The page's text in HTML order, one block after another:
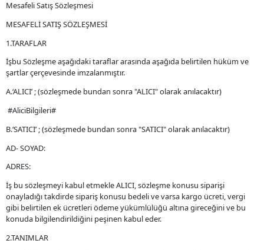
Mesafeli Satış Sözleşmesi
MESAFELİ SATIŞ SÖZLEŞMESİ
1.TARAFLAR
İşbu Sözleşme aşağıdaki taraflar arasında aşağıda belirtilen hüküm ve
şartlar çerçevesinde imzalanmıştır.
A.‘ALICI’ ; (sözleşmede bundan sonra "ALICI" olarak anılacaktır)
#AliciBilgileri#
B.‘SATICI’ ; (sözleşmede bundan sonra "SATICI" olarak anılacaktır)
AD- SOYAD:
ADRES:
İş bu sözleşmeyi kabul etmekle ALICI, sözleşme konusu siparişi
onayladığı takdirde sipariş konusu bedeli ve varsa kargo ücreti, vergi
gibi belirtilen ek ücretleri ödeme yükümlülüğü altına gireceğini ve bu
konuda bilgilendirildiğini peşinen kabul eder.
2.TANIMLAR